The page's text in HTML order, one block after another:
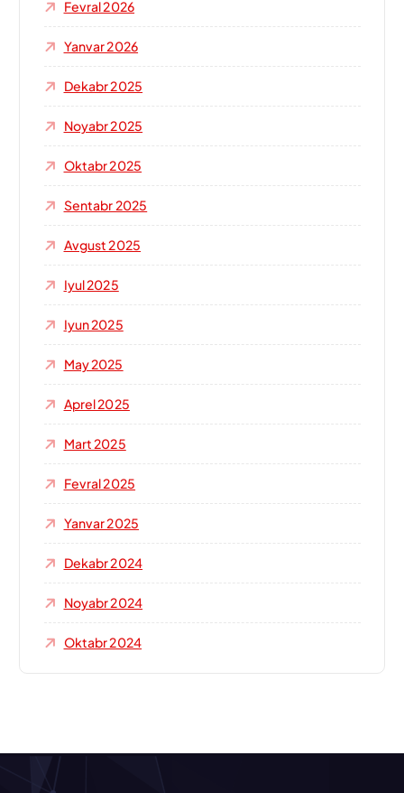
Fevral 2026
Yanvar 2026
Dekabr 2025
Noyabr 2025
Oktabr 2025
Sentabr 2025
Avgust 2025
Iyul 2025
Iyun 2025
May 2025
Aprel 2025
Mart 2025
Fevral 2025
Yanvar 2025
Dekabr 2024
Noyabr 2024
Oktabr 2024